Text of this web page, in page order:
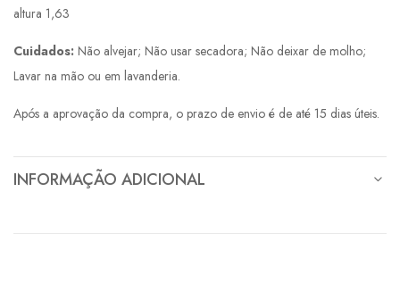
altura 1,63
Cuidados: Não alvejar; Não usar secadora; Não deixar de molho;
Lavar na mão ou em lavanderia.
Após a aprovação da compra, o prazo de envio é de até 15 dias úteis.
INFORMAÇÃO ADICIONAL